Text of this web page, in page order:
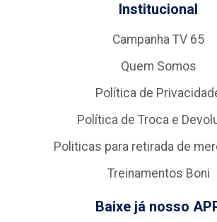
Institucional
Campanha TV 65
Quem Somos
Política de
Política de Troca e
Politicas para retirada de
Treinamentos Boni
Baixe já nosso